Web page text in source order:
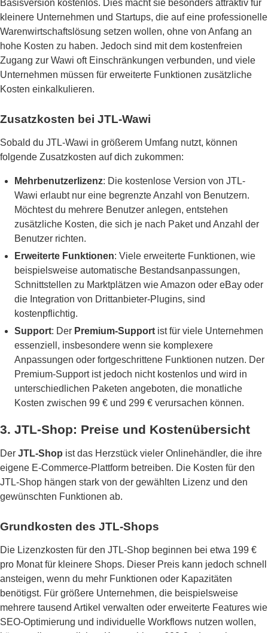
Basisversion kostenlos. Dies macht sie besonders attraktiv für
kleinere Unternehmen und Startups, die auf eine professionelle
Warenwirtschaftslösung setzen wollen, ohne von Anfang an
hohe Kosten zu haben. Jedoch sind mit dem kostenfreien
Zugang zur Wawi oft Einschränkungen verbunden, und viele
Unternehmen müssen für erweiterte Funktionen zusätzliche
Kosten einkalkulieren.
Zusatzkosten bei JTL-Wawi
Sobald du JTL-Wawi in größerem Umfang nutzt, können
folgende Zusatzkosten auf dich zukommen:
Mehrbenutzerlizenz: Die kostenlose Version von JTL-
Wawi erlaubt nur eine begrenzte Anzahl von Benutzern.
Möchtest du mehrere Benutzer anlegen, entstehen
zusätzliche Kosten, die sich je nach Paket und Anzahl der
Benutzer richten.
Erweiterte Funktionen: Viele erweiterte Funktionen, wie
beispielsweise automatische Bestandsanpassungen,
Schnittstellen zu Marktplätzen wie Amazon oder eBay oder
die Integration von Drittanbieter-Plugins, sind
kostenpflichtig.
Support: Der Premium-Support ist für viele Unternehmen
essenziell, insbesondere wenn sie komplexere
Anpassungen oder fortgeschrittene Funktionen nutzen. Der
Premium-Support ist jedoch nicht kostenlos und wird in
unterschiedlichen Paketen angeboten, die monatliche
Kosten zwischen 99 € und 299 € verursachen können.
3. JTL-Shop: Preise und Kostenübersicht
Der JTL-Shop ist das Herzstück vieler Onlinehändler, die ihre
eigene E-Commerce-Plattform betreiben. Die Kosten für den
JTL-Shop hängen stark von der gewählten Lizenz und den
gewünschten Funktionen ab.
Grundkosten des JTL-Shops
Die Lizenzkosten für den JTL-Shop beginnen bei etwa 199 €
pro Monat für kleinere Shops. Dieser Preis kann jedoch schnell
ansteigen, wenn du mehr Funktionen oder Kapazitäten
benötigst. Für größere Unternehmen, die beispielsweise
mehrere tausend Artikel verwalten oder erweiterte Features wie
SEO-Optimierung und individuelle Workflows nutzen wollen,